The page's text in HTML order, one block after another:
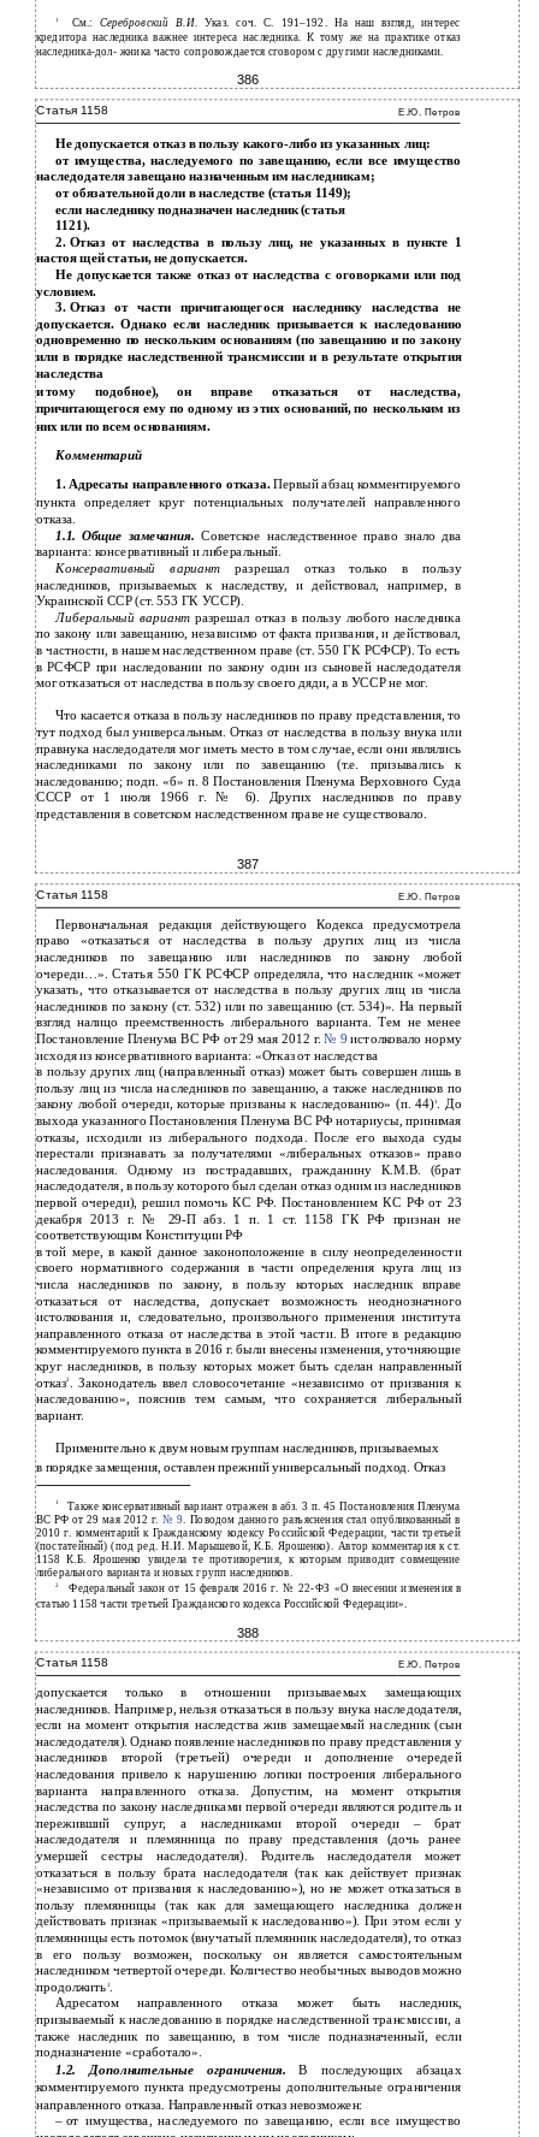
1 См.: Серебровский В.И.Указ. соч. С. 191–192. На наш взгляд, интерес
кредитора наследника важнее интереса наследника. К тому же на практике отказ
наследника-дол- жника часто сопровождается сговором с другими наследниками.
386
Статья 1158 Е.Ю. Петров
Не допускается отказ в пользу какого-либо из указанных лиц:
от имущества, наследуемого по завещанию, если все имущество
наследодателя завещано назначенным им наследникам;
от обязательной доли в наследстве (статья 1149);
если наследнику подназначен наследник (статья
1121).
2. Отказ от наследства в пользу лиц, не указанных в пункте 1
настоя­ щей статьи, не допускается.
Не допускается также отказ от наследства с оговорками или под
условием.
3. Отказ от части причитающегося наследнику наследства не
допускается. Однако если наследник призывается к наследованию
одновременно по нескольким основаниям (по завещанию и по закону
или в порядке наследственной трансмиссии и в результате открытия
наследства
итому подобное), он вправе отказаться от наследства,
причитающегося ему по одному из этих оснований, по нескольким из
них или по всем основаниям.
Комментарий
1. Адресаты направленного отказа.Первый абзац комментируемого
пункта определяет круг потенциальных получателей направленного
отказа.
1.1. Общие замечания.Советское наследственное право знало два
варианта: консервативный и либеральный.
Консервативный вариантразрешал отказ только в пользу
наследников, призываемых к наследству, и действовал, например, в
Украинской ССР (ст. 553 ГК УССР).
Либеральный вариантразрешал отказ в пользу любого наследника
по закону или завещанию, независимо от факта призвания, и действовал,
в частности, в нашем наследственном праве (ст. 550 ГК РСФСР). То есть
в РСФСР при наследовании по закону один из сыновей наследодателя
мог отказаться от наследства в пользу своего дяди, а в УССР не мог.
Что касается отказа в пользу наследников по праву представления, то
тут подход был универсальным. Отказ от наследства в пользу внука или
правнука наследодателя мог иметь место в том случае, если они являлись
наследниками по закону или по завещанию (т.е. призывались к
наследованию; подп. «б» п. 8 Постановления Пленума Верховного Суда
СССР от 1 июля 1966 г. № 6). Других наследников по праву
представления в советском наследственном праве не существовало.
387
Статья 1158 Е.Ю. Петров
Первоначальная редакция действующего Кодекса предусмотрела
право «отказаться от наследства в пользу других лиц из числа
наследников по завещанию или наследников по закону любой
очереди…». Статья 550 ГК РСФСР определяла, что наследник «может
указать, что отказывается от наследства в пользу других лиц из числа
наследников по закону (ст. 532) или по завещанию (ст. 534)». На первый
взгляд налицо преемственность либерального варианта. Тем не менее
Постановление Пленума ВС РФ от 29 мая 2012 г.№ 9истолковало норму
исходя из консервативного варианта: «Отказ от наследства
в пользу других лиц (направленный отказ) может быть совершен лишь в
пользу лиц из числа наследников по завещанию, а также наследников по
закону любой очереди, которые призваны к наследованию» (п. 44)1. До
выхода указанного Постановления Пленума ВС РФ нотариусы, принимая
отказы, исходили из либерального подхода. После его выхода суды
перестали признавать за получателями «либеральных отказов» право
наследования. Одному из пострадавших, гражданину К.М.В. (брат
наследодателя, в пользу которого был сделан отказ одним из наследников
первой очереди), решил помочь КС РФ. Постановлением КС РФ от 23
декабря 2013 г. № 29-П абз. 1 п. 1 ст. 1158 ГК РФ признан не
соответствующим Конституции РФ
в той мере, в какой данное законоположение в силу неопределенности
своего нормативного содержания в части определения круга лиц из
числа наследников по закону, в пользу которых наследник вправе
отказаться от наследства, допускает возможность неоднозначного
истолкования и, следовательно, произвольного применения института
направленного отказа от наследства в этой части. В итоге в редакцию
комментируемого пункта в 2016 г. были внесены изменения, уточняющие
круг наследников, в пользу которых может быть сделан направленный
отказ2. Законодатель ввел словосочетание «независимо от призвания к
наследованию», пояснив тем самым, что сохраняется либеральный
вариант.
Применительно к двум новым группам наследников, призываемых
в порядке замещения, оставлен прежний универсальный подход. Отказ
1
Также консервативный вариант отражен в абз. 3 п. 45 Постановления Пленума
ВС РФ от 29 мая 2012 г. № 9 . Поводом данного разъяснения стал опубликованный в
2010 г. комментарий к Гражданскому кодексу Российской Федерации, части третьей
(постатейный) (под ред. Н.И. Марышевой, К.Б. Ярошенко). Автор комментария к ст.
1158 К.Б. Ярошенко увидела те противоречия, к которым приводит совмещение
либерального варианта и новых групп наследников.
2Федеральный закон от 15 февраля 2016 г. № 22-ФЗ «О внесении изменения в
статью 1158 части третьей Гражданского кодекса Российской Федерации».
388
Статья 1158 Е.Ю. Петров
допускается только в отношении призываемых замещающих
наследников. Например, нельзя отказаться в пользу внука наследодателя,
если на момент открытия наследства жив замещаемый наследник (сын
наследодателя). Однако появление наследников по праву представления у
наследников второй (третьей) очереди и дополнение очередей
наследования привело к нарушению логики построения либерального
варианта направленного отказа. Допустим, на момент открытия
наследства по закону наследниками первой очереди являются родитель и
переживший супруг, а наследниками второй очереди – брат
наследодателя и племянница по праву представления (дочь ранее
умершей сестры наследодателя). Родитель наследодателя может
отказаться в пользу брата наследодателя (так как действует признак
«независимо от призвания к наследованию»), но не может отказаться в
пользу племянницы (так как для замещающего наследника должен
действовать признак «призываемый к наследованию»). При этом если у
племянницы есть потомок (внучатый племянник наследодателя), то отказ
в его пользу возможен, поскольку он является самостоятельным
наследником четвертой очереди. Количество необычных выводов можно
продолжить1.
Адресатом направленного отказа может быть наследник,
призываемый к наследованию в порядке наследственной трансмиссии, а
также наследник по завещанию, в том числе подназначенный, если
подназначение «сработало».
1.2. Дополнительные ограничения.В последующих абзацах
комментируемого пункта предусмотрены дополнительные ограничения
направленного отказа. Направленный отказ невозможен:
– от имущества, наследуемого по завещанию, если все имущество